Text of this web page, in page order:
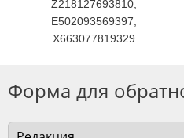
Z218127693810,
E502093569397,
X663077819329
Форма для